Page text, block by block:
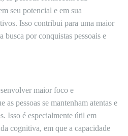
seu potencial e em sua
Isso contribui para uma maior
busca por conquistas pessoais e
maior foco e
as pessoas se mantenham atentas e
Isso é especialmente útil em
cognitiva, em que a capacidade